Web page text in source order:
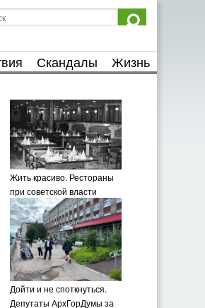
Скандалы Жизнь
Жить красиво. Рестораны
при советской власти
Дойти и не споткнуться.
Депутаты АрхГорДумы за